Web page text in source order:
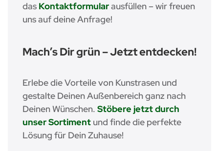
das Kontaktformularausfüllen – wir freuen
uns auf deine Anfrage!
Mach’s Dir grün – Jetzt entdecken!
Erlebe die Vorteile von Kunstrasen und
gestalte Deinen Außenbereich ganz nach
Deinen Wünschen. Stöbere jetzt durch
unser Sortiment und finde die perfekte
Lösung für Dein Zuhause!